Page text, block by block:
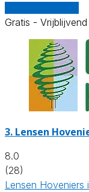
Gratis - Vrijblijvend
3. Lensen
8.0
(28)
Lensen Hoveniers